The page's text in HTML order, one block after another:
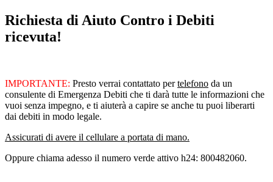
Richiesta di Aiuto Contro i Debiti
ricevuta!
IMPORTANTE: Presto verrai contattato pertelefono da un
consulente di Emergenza Debiti che ti darà tutte le informazioni che
vuoi senza impegno, e ti aiuterà a capire se anche tu puoi liberarti
dai debiti in modo legale.
Assicurati di avere il cellulare a portata di mano.
Oppure chiama adesso il numero verde attivo h24: 800482060.